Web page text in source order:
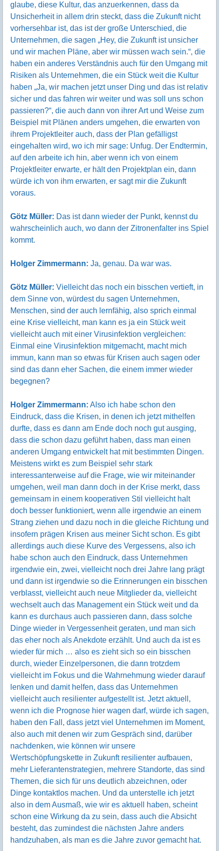
glaube, diese Kultur, das anzuerkennen, dass da
Unsicherheit in allem drin steckt, dass die Zukunft nicht
vorhersehbar ist, das ist der große Unterschied, die
Unternehmen, die sagen „Hey, die Zukunft ist unsicher
und wir machen Pläne, aber wir müssen wach sein.“, die
haben ein anderes Verständnis auch für den Umgang mit
Risiken als Unternehmen, die ein Stück weit die Kultur
haben „Ja, wir machen jetzt unser Ding und das ist relativ
sicher und das fahren wir weiter und was soll uns schon
passieren?“, die auch dann von ihrer Art und Weise zum
Beispiel mit Plänen anders umgehen, die erwarten von
ihrem Projektleiter auch, dass der Plan gefälligst
eingehalten wird, wo ich mir sage: Unfug. Der Endtermin,
auf den arbeite ich hin, aber wenn ich von einem
Projektleiter erwarte, er hält den Projektplan ein, dann
würde ich von ihm erwarten, er sagt mir die Zukunft
voraus.
Götz Müller: Das ist dann wieder der Punkt, kennst du
wahrscheinlich auch, wo dann der Zitronenfalter ins Spiel
kommt.
Holger Zimmermann: Ja, genau. Da war was.
Götz Müller: Vielleicht das noch ein bisschen vertieft, in
dem Sinne von, würdest du sagen Unternehmen,
Menschen, sind der auch lernfähig, also sprich einmal
eine Krise vielleicht, man kann es ja ein Stück weit
vielleicht auch mit einer Virusinfektion vergleichen:
Einmal eine Virusinfektion mitgemacht, macht mich
immun, kann man so etwas für Krisen auch sagen oder
sind das dann eher Sachen, die einem immer wieder
begegnen?
Holger Zimmermann: Also ich habe schon den
Eindruck, dass die Krisen, in denen ich jetzt mithelfen
durfte, dass es dann am Ende doch noch gut ausging,
dass die schon dazu geführt haben, dass man einen
anderen Umgang entwickelt hat mit bestimmten Dingen.
Meistens wirkt es zum Beispiel sehr stark
interessanterweise auf die Frage, wie wir miteinander
umgehen, weil man dann doch in der Krise merkt, dass
gemeinsam in einem kooperativen Stil vielleicht halt
doch besser funktioniert, wenn alle irgendwie an einem
Strang ziehen und dazu noch in die gleiche Richtung und
insofern prägen Krisen aus meiner Sicht schon. Es gibt
allerdings auch diese Kurve des Vergessens, also ich
habe schon auch den Eindruck, dass Unternehmen
irgendwie ein, zwei, vielleicht noch drei Jahre lang prägt
und dann ist irgendwie so die Erinnerungen ein bisschen
verblasst, vielleicht auch neue Mitglieder da, vielleicht
wechselt auch das Management ein Stück weit und da
kann es durchaus auch passieren dann, dass solche
Dinge wieder in Vergessenheit geraten, und man sich
das eher noch als Anekdote erzählt. Und auch da ist es
wieder für mich … also es zieht sich so ein bisschen
durch, wieder Einzelpersonen, die dann trotzdem
vielleicht im Fokus und die Wahrnehmung wieder darauf
lenken und damit helfen, dass das Unternehmen
vielleicht auch resilienter aufgestellt ist. Jetzt aktuell,
wenn ich die Prognose hier wagen darf, würde ich sagen,
haben den Fall, dass jetzt viel Unternehmen im Moment,
also auch mit denen wir zum Gespräch sind, darüber
nachdenken, wie können wir unsere
Wertschöpfungskette in Zukunft resilienter aufbauen,
mehr Lieferantenstrategien, mehrere Standorte, das sind
Themen, die sich für uns deutlich abzeichnen, oder
Dinge kontaktlos machen. Und da unterstelle ich jetzt
also in dem Ausmaß, wie wir es aktuell haben, scheint
schon eine Wirkung da zu sein, dass auch die Absicht
besteht, das zumindest die nächsten Jahre anders
handzuhaben, als man es die Jahre zuvor gemacht hat.